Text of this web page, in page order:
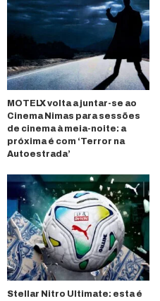
MOTELX volta a juntar-se ao
Cinema Nimas para sessões
de cinema à meia-noite: a
próxima é com ‘Terror na
Autoestrada’
Stellar Nitro Ultimate: esta é